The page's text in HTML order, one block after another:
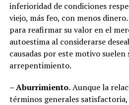
inferioridad de condiciones
viejo, más feo, con menos
para reafirmar su valor en el
autoestima al considerarse
causadas por este motivo suelen
arrepentimiento.
– Aburrimiento.Aunque la
términos generales